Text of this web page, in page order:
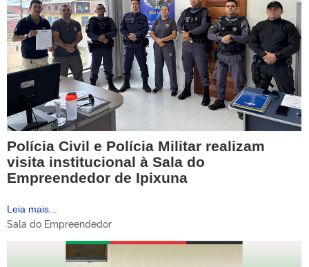
Polícia Civil e Polícia Militar realizam
visita institucional à Sala do
Empreendedor de Ipixuna
Leia mais...
Sala do Empreendedor